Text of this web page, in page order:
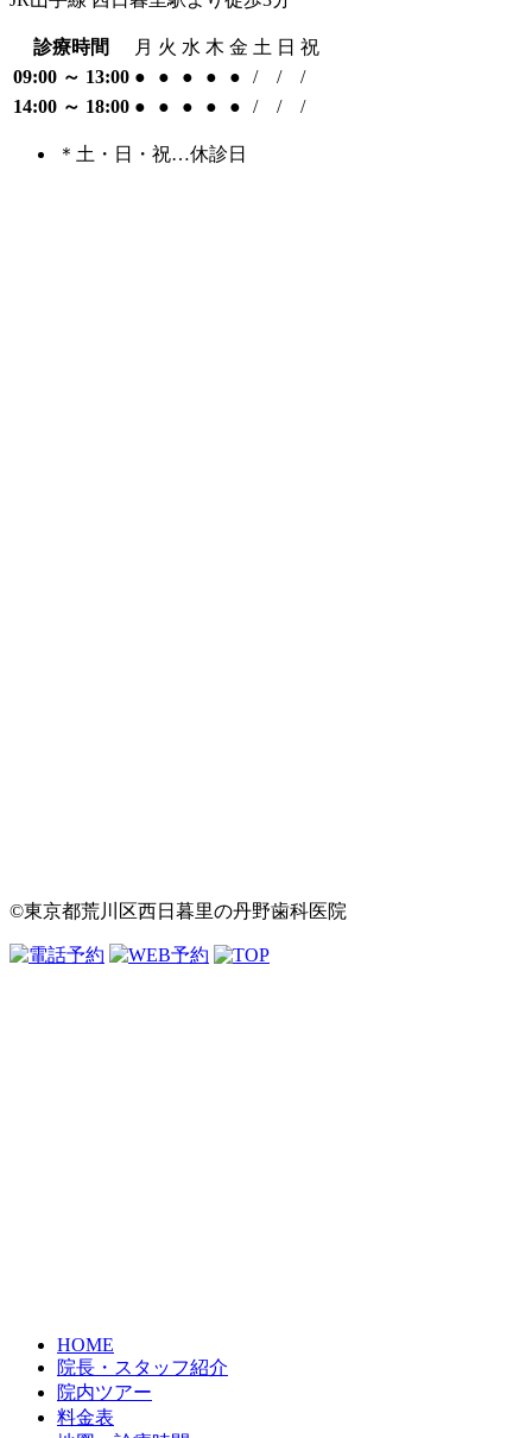
診療時間 月 火 水 木 金 土 日 祝
09:00 ～ 13:00 ● ● ● ● ● / /
/
14:00 ～ 18:00 ● ● ● ● ● / / /
＊土・日・祝…休診日
©東京都荒川区西日暮里の丹野歯科医院
HOME
院長・スタッフ紹介
院内ツアー
料金表